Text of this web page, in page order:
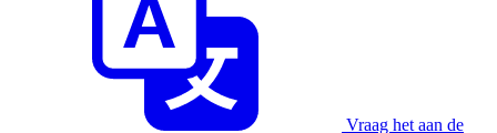
Vraag het aan de